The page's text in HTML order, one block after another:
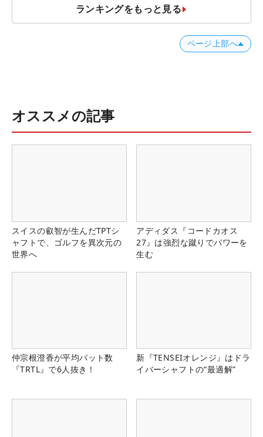
ランキングをもっと見る
ページ上部へ
オススメの記事
スイスの叡智が生んだTPTシ
ャフトで、ゴルフを異次元の
世界へ
アディダス『コードカオス
27』は強烈な蹴りでパワーを
生む
仲宗根澄香が平均パット数
『TRTL』で6人抜き！
新『TENSEIオレンジ』はドラ
イバーシャフトの“最適解”